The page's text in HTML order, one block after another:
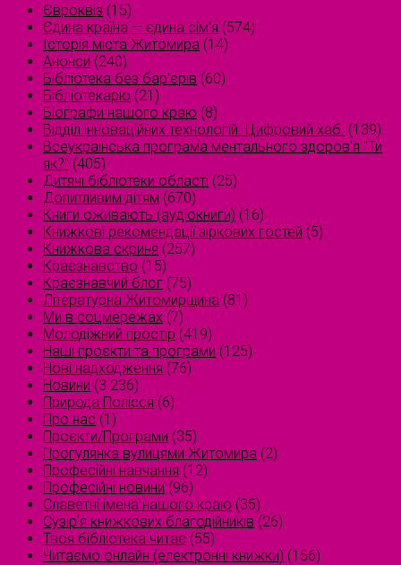
Євроквіз (15)
Єдина країна — єдина сім’я (574)
Історія міста Житомира (14)
Анонси (240)
Бібліотека без бар'єрів (60)
Бібліотекарю (21)
Біографи нашого краю (8)
Відділ інноваційних технологій. Цифровий хаб. (139)
Всеукраїнська програма ментального здоров'я "Ти
як?" (405)
Дитячі бібліотеки області (25)
Допитливим дітям (670)
Книги оживають (аудіокниги) (16)
Книжкові рекомендації зіркових гостей (5)
Книжкова скриня (257)
Краєзнавство (15)
Краєзнавчий блог (75)
Літературна Житомирщина (81)
Ми в соцмережах (7)
Молодіжний простір (419)
Наші проєкти та програми (125)
Нові надходження (76)
Новини (3 236)
Природа Полісся (6)
Про нас (1)
Проєкти/Програми (35)
Прогулянка вулицями Житомира (2)
Професійні навчання (12)
Професійні новини (96)
Славетні імена нашого краю (35)
Сузірʼя книжкових благодійників (26)
Твоя бібліотека читає (55)
Читаємо онлайн (електронні книжки) (156)